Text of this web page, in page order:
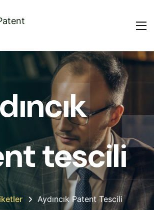
tescili
Aydıncık Patent Tescili